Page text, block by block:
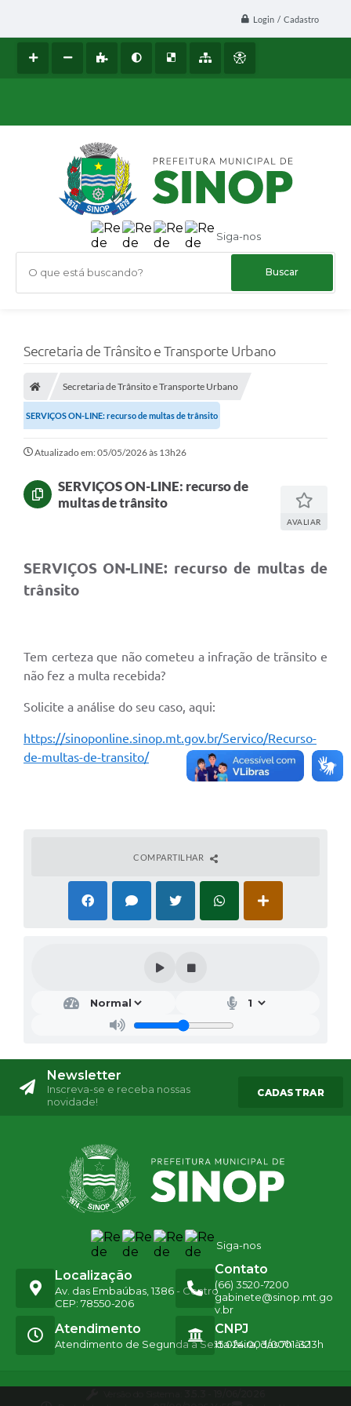
Login / Cadastro
Siga-nos
O que está buscando?
Secretaria de Trânsito e Transporte Urbano
Secretaria de Trânsito e Transporte Urbano
SERVIÇOS ON-LINE: recurso de multas de trânsito
Atualizado em: 05/05/2026 às 13h26
SERVIÇOS ON-LINE: recurso de
multas de trânsito
AVALIAR
SERVIÇOS ON-LINE: recurso de multas de
trânsito
Tem certeza que não cometeu a infração de trãnsito e
não fez a multa recebida?
Solicite a análise do seu caso, aqui:
https://sinoponline.sinop.mt.gov.br/Servico/Recurso-
de-multas-de-transito/
COMPARTILHAR
Newsletter
Inscreva-se e receba nossas
novidade!
CADASTRAR
Siga-nos
Localização
Av. das Embaúbas, 1386 - Centro
CEP: 78550-206
Contato
(66) 3520-7200
gabinete@sinop.mt.go
v.br
Atendimento
Atendimento de Segunda a Sexta-feira, das 7h às 13h
CNPJ
15.024.003/0001-32